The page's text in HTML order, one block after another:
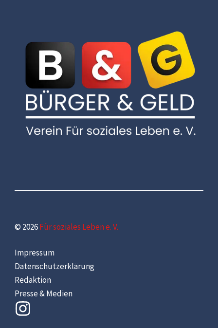
© 2026Für soziales Leben e. V.
Impressum
Datenschutzerklärung
Redaktion
Presse & Medien